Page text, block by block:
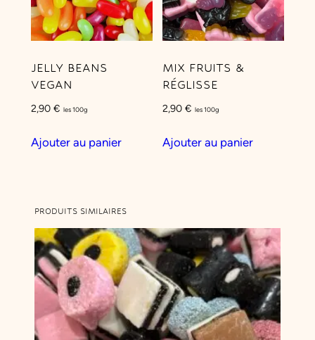
JELLY BEANS
VEGAN
2,90 € les 100g
Ajouter au panier
MIX FRUITS &
RÉGLISSE
2,90€ les 100g
Ajouter au panier
PRODUITS SIMILAIRES